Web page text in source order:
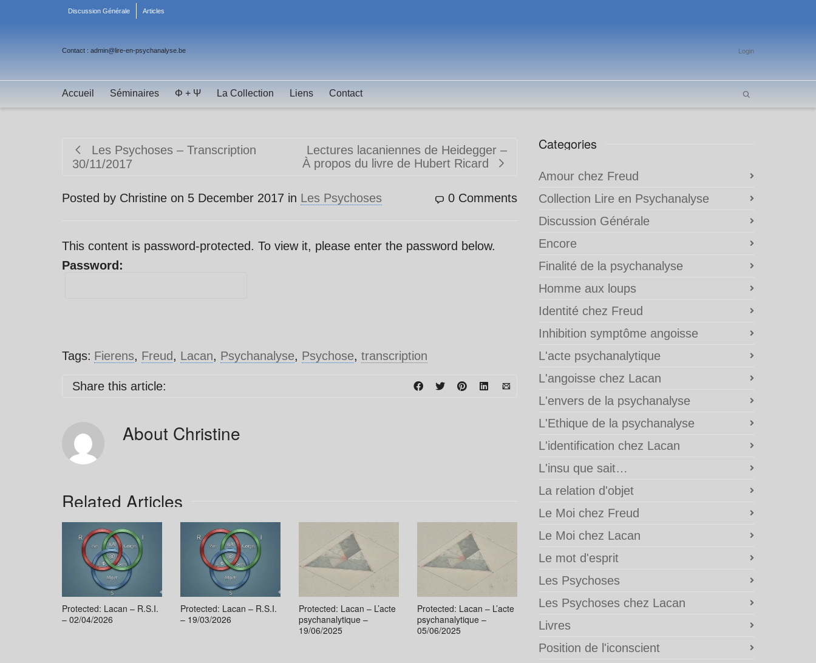
Discussion Générale Articles
Contact : admin@lire-en-psychanalyse.be Login
Accueil Séminaires Φ + Ψ La Collection Liens Contact
Les Psychoses – Transcription
30/11/2017
Lectures lacaniennes de Heidegger –
À propos du livre de Hubert Ricard
Posted by Christine on 5 December 2017 in Les Psychoses 0 Comments
This content is password-protected. To view it, please enter the password below.
Password:
Tags: Fierens, Freud, Lacan, Psychanalyse, Psychose, transcription
Share this article:
About Christine
Related Articles
Protected: Lacan – R.S.I.
– 02/04/2026
Protected: Lacan – R.S.I.
– 19/03/2026
Protected: Lacan – L’acte
psychanalytique –
19/06/2025
Protected: Lacan – L’acte
psychanalytique –
05/06/2025
Categories
Amour chez Freud
Collection Lire en Psychanalyse
Discussion Générale
Encore
Finalité de la psychanalyse
Homme aux loups
Identité chez Freud
Inhibition symptôme angoisse
L'acte psychanalytique
L'angoisse chez Lacan
L'envers de la psychanalyse
L'Ethique de la psychanalyse
L'identification chez Lacan
L'insu que sait…
La relation d'objet
Le Moi chez Freud
Le Moi chez Lacan
Le mot d'esprit
Les Psychoses
Les Psychoses chez Lacan
Livres
Position de l'iconscient